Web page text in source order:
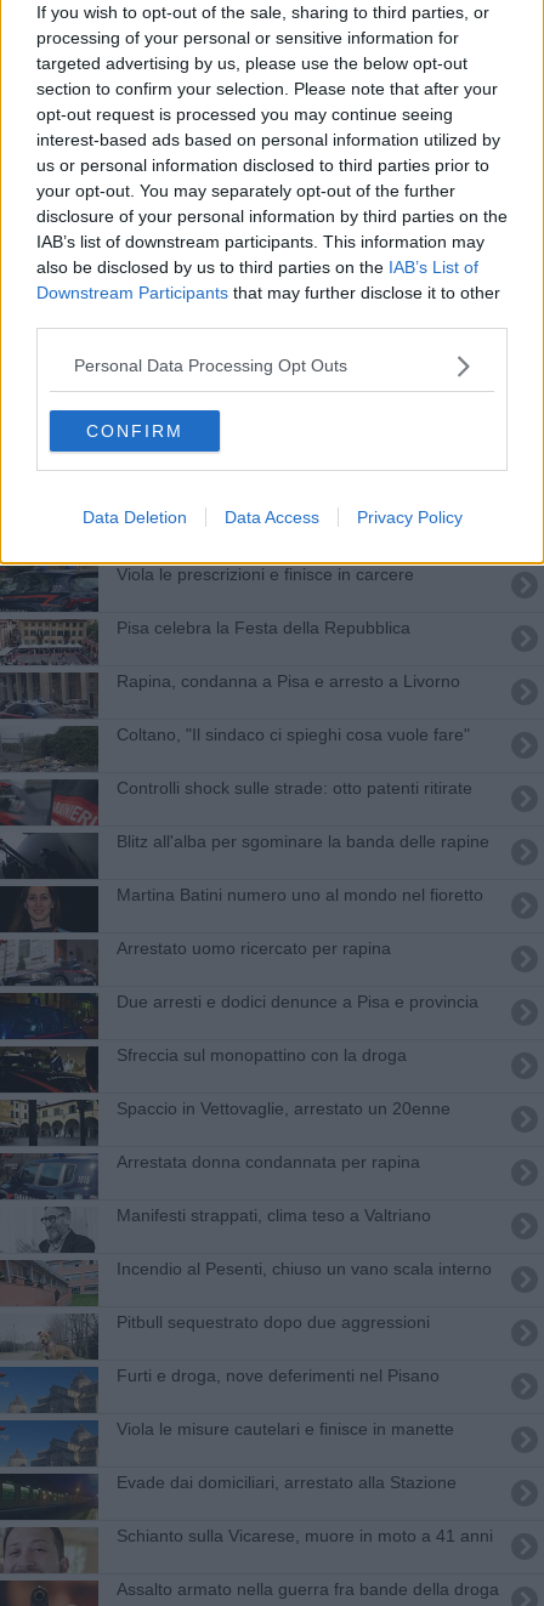
If you wish to opt-out of the sale, sharing to third parties, or
processing of your personal or sensitive information for
targeted advertising by us, please use the below opt-out
section to confirm your selection. Please note that after your
opt-out request is processed you may continue seeing
interest-based ads based on personal information utilized by
us or personal information disclosed to third parties prior to
your opt-out. You may separately opt-out of the further
disclosure of your personal information by third parties on the
IAB’s list of downstream participants. This information may
also be disclosed by us to third parties on the IAB’s List of
Downstream Participants that may further disclose it to other
Personal Data Processing Opt Outs
CONFIRM
Data Deletion Data Access Privacy Policy
Viola l'affidamento e finisce di nuovo in carcere
Controlli in provincia, sei persone denunciate
61enne in carcere per una serie di reati
Faeta, 123 riconoscimenti per dire "grazie"
In pensione il luogotenente Schiera
Carabinieri Forestale, Mori nuovo comandante
Stalking, arrestata una donna di 51 anni
Festa ed encomi per i 212 anni dei Carabinieri
Arrestato a Buti per traffico di droga
Carabinieri, la città celebra i 212 anni dell'Arma
Viola le prescrizioni e finisce in carcere
Pisa celebra la Festa della Repubblica
Rapina, condanna a Pisa e arresto a Livorno
Coltano, "Il sindaco ci spieghi cosa vuole fare"
Controlli shock sulle strade: otto patenti ritirate
Blitz all'alba per sgominare la banda delle rapine
Martina Batini numero uno al mondo nel fioretto
Arrestato uomo ricercato per rapina
Due arresti e dodici denunce a Pisa e provincia
Sfreccia sul monopattino con la droga
Spaccio in Vettovaglie, arrestato un 20enne
Arrestata donna condannata per rapina
Manifesti strappati, clima teso a Valtriano
Incendio al Pesenti, chiuso un vano scala interno
Pitbull sequestrato dopo due aggressioni
Furti e droga, nove deferimenti nel Pisano
Viola le misure cautelari e finisce in manette
Evade dai domiciliari, arrestato alla Stazione
Schianto sulla Vicarese, muore in moto a 41 anni
Assalto armato nella guerra fra bande della droga